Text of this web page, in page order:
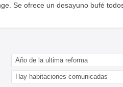
Se ofrece un desayuno bufé
Año de la ultima reforma
Hay habitaciones comunicadas